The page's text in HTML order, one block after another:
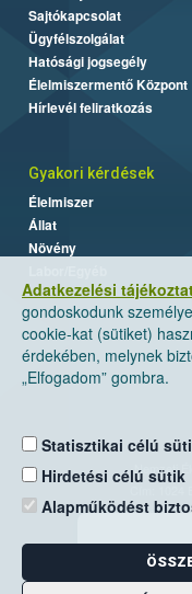
Adatkezelési
gondoskodunk
cookie-kat (sütiket)
érdekében, melynek
„Elfogadom” gombra.
Statisztikai célú
Hirdetési célú sütik
Alapműködést
Sajtókapcsolat
Ügyfélszolgálat
Hatósági jogsegély
Élelmiszermentő Központ
Hírlevél feliratkozás
Gyakori kérdések
Élelmiszer
Állat
Növény
Nemzeti
E-mail: